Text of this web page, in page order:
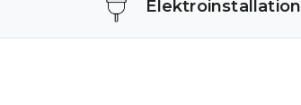
Elektroinstallation